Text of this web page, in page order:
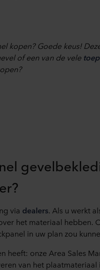
kopen? Goede keus!
of een van de vele
via dealers. Als u werkt
het materiaal hebben.
in uw plan zou
heeft: onze Area Sales
van het